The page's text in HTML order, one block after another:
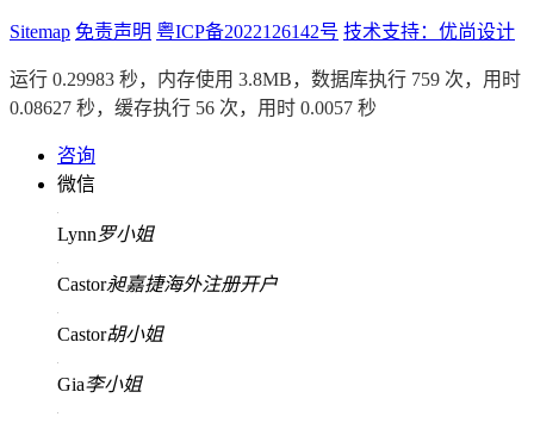
Sitemap 免责声明 粤ICP备2022126142号 技术支持：优尚设计
运行 0.29983 秒，内存使用 3.8MB，数据库执行 759 次，用时
0.08627 秒，缓存执行 56 次，用时 0.0057 秒
咨询
微信
Lynn罗小姐
Castor昶嘉捷海外注册开户
Castor胡小姐
Gia李小姐